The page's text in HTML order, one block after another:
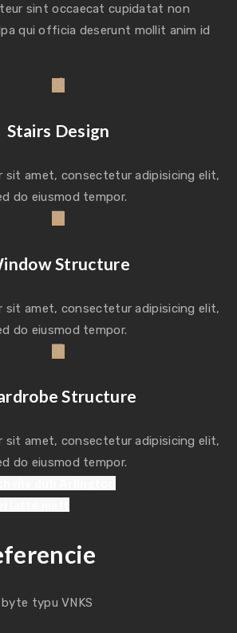
sint occaecat cupidatat non
qui officia deserunt mollit anim id
Stairs Design
sit amet, consectetur adipisicing elit,
do eiusmod tempor.
Structure
sit amet, consectetur adipisicing elit,
do eiusmod tempor.
Structure
sit amet, consectetur adipisicing elit,
do eiusmod tempor.